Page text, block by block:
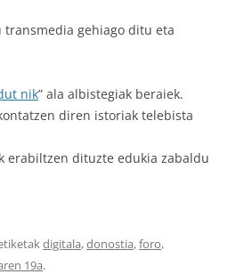
transmedia gehiago ditu eta
nik” ala albistegiak beraiek.
diren istoriak telebista
erabiltzen dituzte edukia zabaldu
digitala,donostia,foro,
19a.